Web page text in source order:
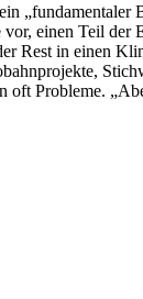
einen Teil
Rest in einen
Probleme.